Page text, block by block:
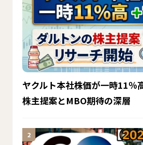
ヤクルト本社株価が一時11％
株主提案とMBO期待の深層